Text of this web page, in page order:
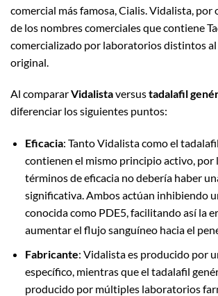
comercial más famosa, Cialis. Vidalista, por
de los nombres comerciales que contiene
comercializado por laboratorios distintos al
original.
Al compararVidalistaversustadalafil
diferenciar los siguientes puntos:
Eficacia: Tanto Vidalista como el
contienen el mismo principio activo, por
términos de eficacia no debería haber
significativa. Ambos actúan inhibiendo
conocida como PDE5, facilitando así la
aumentar el flujo sanguíneo hacia el
Fabricante: Vidalista es producido por
específico, mientras que el tadalafil
producido por múltiples laboratorios